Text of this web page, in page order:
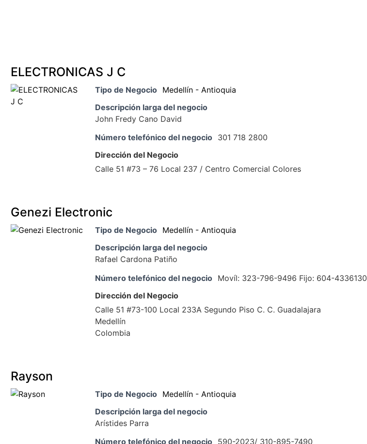
ELECTRONICAS J C
Tipo de Negocio Medellín - Antioquia
Descripción larga del negocio
John Fredy Cano David
Número telefónico del negocio 301 718 2800
Dirección del Negocio
Calle 51 #73 – 76 Local 237 / Centro Comercial Colores
Genezi Electronic
Tipo de Negocio Medellín - Antioquia
Descripción larga del negocio
Rafael Cardona Patiño
Número telefónico del negocio Movíl: 323-796-9496 Fijo: 604-4336130
Dirección del Negocio
Calle 51 #73-100 Local 233A Segundo Piso C. C. Guadalajara
Medellín
Colombia
Rayson
Tipo de Negocio Medellín - Antioquia
Descripción larga del negocio
Arístides Parra
Número telefónico del negocio 590-2023/ 310-895-7490